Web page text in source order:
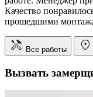
Качество
прошедшими
Все работы
Вызвать